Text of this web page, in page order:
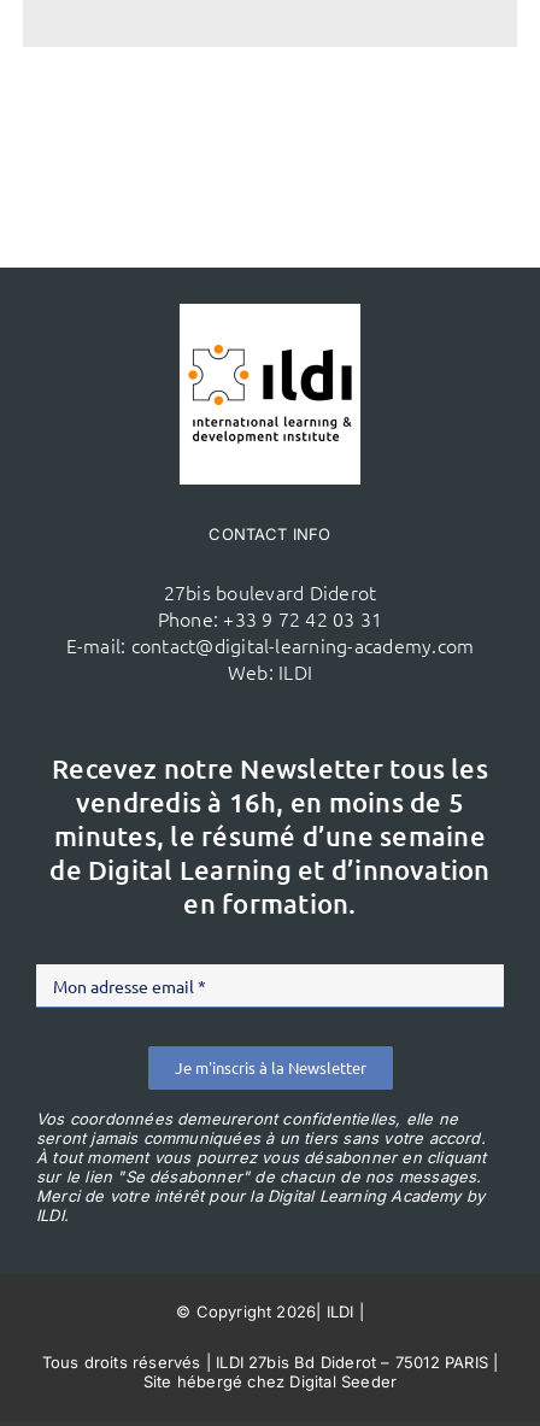
CONTACT INFO
27bis boulevard Diderot
Phone: +33 9 72 42 03 31
E-mail: contact@digital-learning-academy.com
Web: ILDI
Recevez notre Newsletter tous les
vendredis à 16h, en moins de 5
minutes, le résumé d’une semaine
de Digital Learning et d’innovation
en formation.
Je m'inscris à la Newsletter
Vos coordonnées demeureront confidentielles, elle ne
seront jamais communiquées à un tiers sans votre accord.
À tout moment vous pourrez vous désabonner en cliquant
sur le lien "Se désabonner" de chacun de nos messages.
Merci de votre intérêt pour la Digital Learning Academy by
ILDI.
© Copyright 2026 ILDI
Tous droits réservés | ILDI 27bis Bd Diderot – 75012 PARIS |
Site hébergé chez Digital Seeder